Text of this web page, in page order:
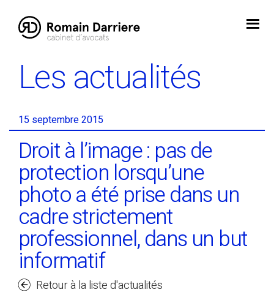
content
Les actualités
15 septembre 2015
Droit à l’image : pas de
protection lorsqu’une
photo a été prise dans un
cadre strictement
professionnel, dans un but
informatif
Retour à la liste d'actualités